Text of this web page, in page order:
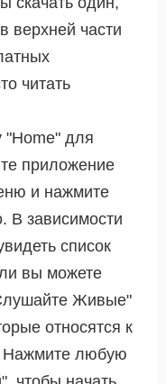
верхней части
читать
для
приложение
и нажмите
В зависимости
список
вы можете
Живые"
относятся к
Нажмите любую